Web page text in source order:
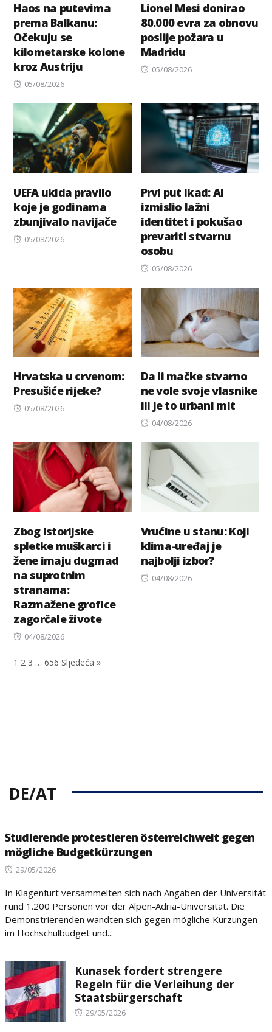
Haos na putevima
prema Balkanu:
Očekuju se
kilometarske kolone
kroz Austriju
Posted
05/08/2026
Lionel Mesi donirao
80.000 evra za obnovu
poslije požara u
Madridu
Posted
05/08/2026
UEFA ukida pravilo
koje je godinama
zbunjivalo navijače
Posted
05/08/2026
Prvi put ikad: AI
izmislio lažni
identitet i pokušao
prevariti stvarnu
osobu
Posted
05/08/2026
Hrvatska u crvenom:
Presušiće rijeke?
Posted
05/08/2026
Da li mačke stvarno
ne vole svoje vlasnike
ili je to urbani mit
Posted
04/08/2026
Zbog istorijske
spletke muškarci i
žene imaju dugmad
na suprotnim
stranama:
Razmažene grofice
zagorčale živote
Posted
04/08/2026
Vrućine u stanu: Koji
klima-uređaj je
najbolji izbor?
Posted
04/08/2026
1 2 3 … 656 Sljedeća »
DE/AT
Studierende protestieren österreichweit gegen
mögliche Budgetkürzungen
Posted
29/05/2026
In Klagenfurt versammelten sich nach Angaben der Universität
rund 1.200 Personen vor der Alpen-Adria-Universität. Die
Demonstrierenden wandten sich gegen mögliche Kürzungen
im Hochschulbudget und...
Kunasek fordert strengere
Regeln für die Verleihung der
Staatsbürgerschaft
Posted
29/05/2026